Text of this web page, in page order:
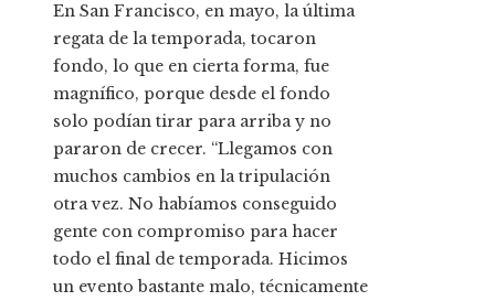
En San Francisco, en mayo, la última
regata de la temporada, tocaron
fondo, lo que en cierta forma, fue
magnífico, porque desde el fondo
solo podían tirar para arriba y no
pararon de crecer. “Llegamos con
muchos cambios en la tripulación
otra vez. No habíamos conseguido
gente con compromiso para hacer
todo el final de temporada. Hicimos
un evento bastante malo, técnicamente